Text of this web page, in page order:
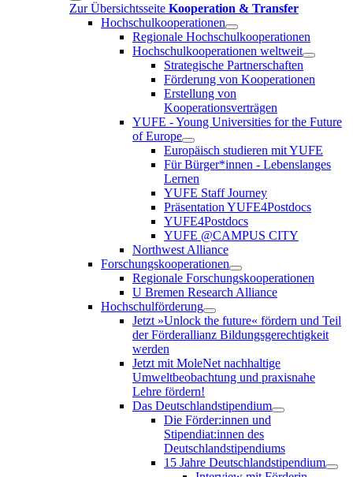
Zur Übersichtsseite Kooperation & Transfer
Hochschulkooperationen
Regionale Hochschulkooperationen
Hochschulkooperationen weltweit
Strategische Partnerschaften
Förderung von Kooperationen
Erstellung von
Kooperationsverträgen
YUFE - Young Universities for the Future
of Europe
Europäisch studieren mit YUFE
Für Bürger*innen - Lebenslanges
Lernen
YUFE Staff Journey
Präsentation YUFE4Postdocs
YUFE4Postdocs
YUFE @CAMPUS CITY
Northwest Alliance
Forschungskooperationen
Regionale Forschungskooperationen
U Bremen Research Alliance
Hochschulförderung
Jetzt »Unlock the future« fördern und Teil
der Förderallianz Bildungsgerechtigkeit
werden
Jetzt mit MoleNet nachhaltige
Umweltbeobachtung und praxisnahe
Lehre fördern!
Das Deutschlandstipendium
Die Förder:innen und
Stipendiat:innen des
Deutschlandstipendiums
15 Jahre Deutschlandstipendium